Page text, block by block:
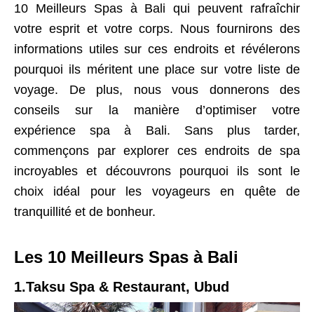
10 Meilleurs Spas à Bali qui peuvent rafraîchir
votre esprit et votre corps. Nous fournirons des
informations utiles sur ces endroits et révélerons
pourquoi ils méritent une place sur votre liste de
voyage. De plus, nous vous donnerons des
conseils sur la manière d’optimiser votre
expérience spa à Bali. Sans plus tarder,
commençons par explorer ces endroits de spa
incroyables et découvrons pourquoi ils sont le
choix idéal pour les voyageurs en quête de
tranquillité et de bonheur.
Les 10 Meilleurs Spas à Bali
1.Taksu Spa & Restaurant, Ubud